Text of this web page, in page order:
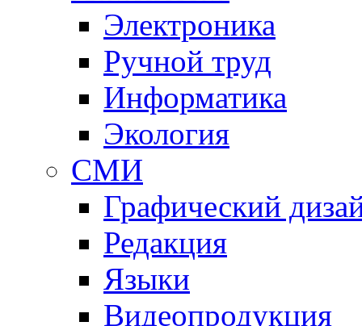
Электроника
Ручной труд
Информатика
Экология
СМИ
Графический
Редакция
Языки
Видеопродукция